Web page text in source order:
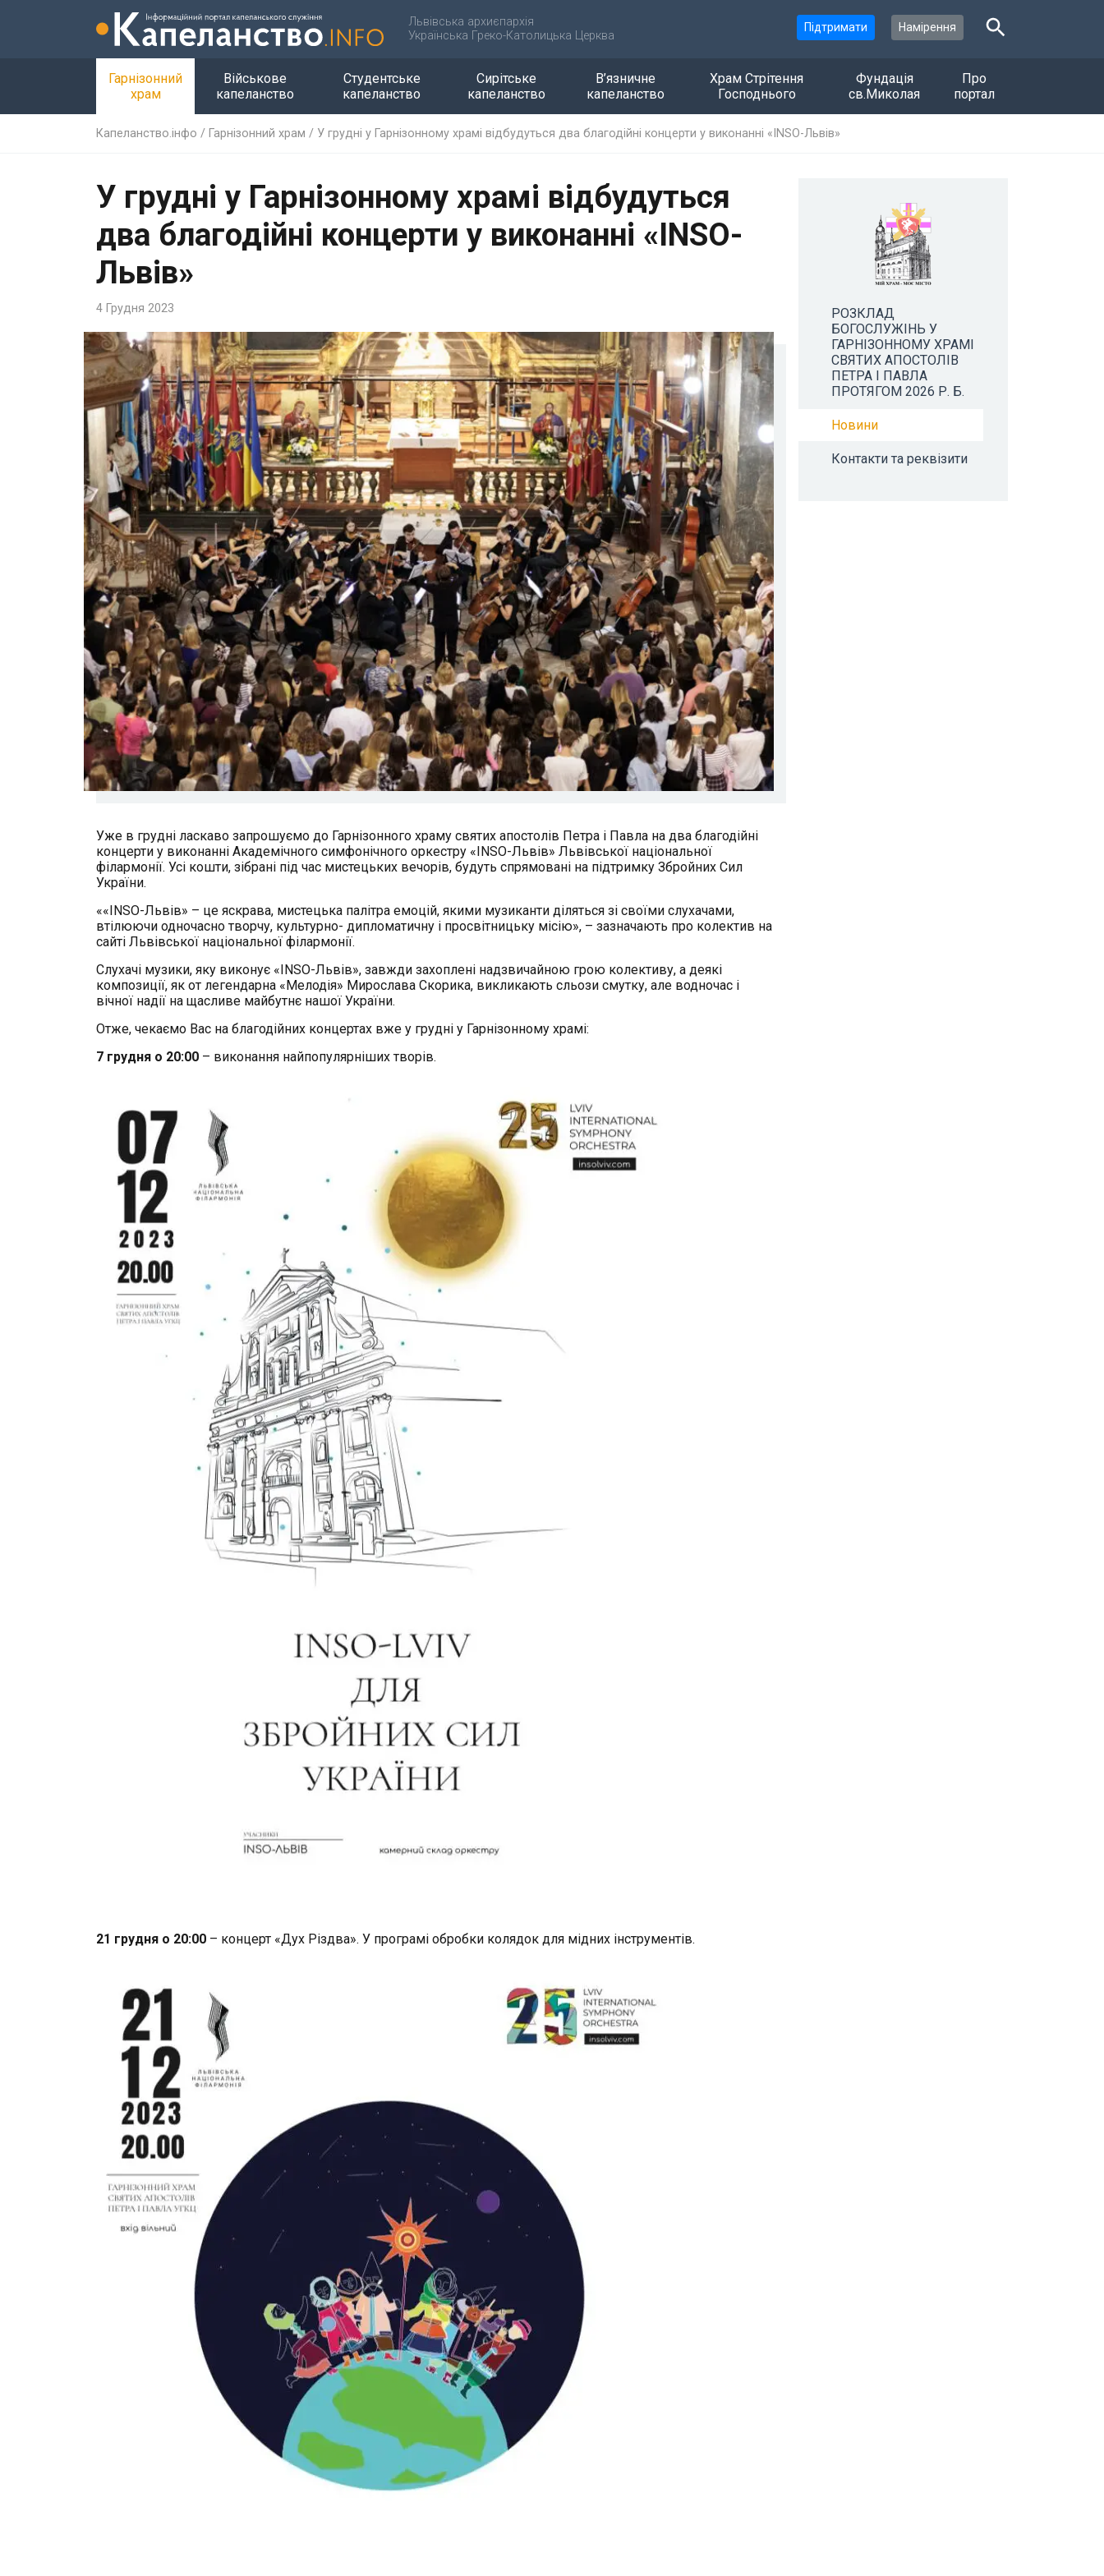
Львівська архиєпархія
Українська Греко-Католицька Церква
Підтримати Намірення
Гарнізонний
храм
Військове
капеланство
Студентське
капеланство
Сирітське
капеланство
В’язничне
капеланство
Храм Стрітення
Господнього
Фундація
св.Миколая
Про
портал
Капеланство.інфо / Гарнізонний храм / У грудні у Гарнізонному храмі відбудуться два благодійні концерти у виконанні «INSO-Львів»
У грудні у Гарнізонному храмі відбудуться
два благодійні концерти у виконанні «INSO-
Львів»
4 Грудня 2023
Уже в грудні ласкаво запрошуємо до Гарнізонного храму святих апостолів Петра і Павла на два благодійні
концерти у виконанні Академічного симфонічного оркестру «INSO-Львів» Львівської національної
філармонії. Усі кошти, зібрані під час мистецьких вечорів, будуть спрямовані на підтримку Збройних Сил
України.
««INSO-Львів» – це яскрава, мистецька палітра емоцій, якими музиканти діляться зі своїми слухачами,
втілюючи одночасно творчу, культурно- дипломатичну і просвітницьку місію», – зазначають про колектив на
сайті Львівської національної філармонії.
Слухачі музики, яку виконує «INSO-Львів», завжди захоплені надзвичайною грою колективу, а деякі
композиції, як от легендарна «Мелодія» Мирослава Скорика, викликають сльози смутку, але водночас і
вічної надії на щасливе майбутнє нашої України.
Отже, чекаємо Вас на благодійних концертах вже у грудні у Гарнізонному храмі:
7 грудня о 20:00 – виконання найпопулярніших творів.
21 грудня о 20:00 – концерт «Дух Різдва». У програмі обробки колядок для мідних інструментів.
РОЗКЛАД
БОГОСЛУЖІНЬ У
ГАРНІЗОННОМУ ХРАМІ
СВЯТИХ АПОСТОЛІВ
ПЕТРА І ПАВЛА
ПРОТЯГОМ 2026 Р. Б.
Новини
Контакти та реквізити